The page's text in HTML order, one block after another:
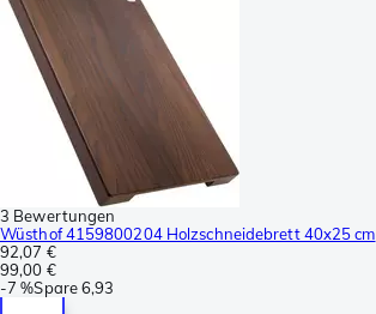
3 Bewertungen
Wüsthof 4159800204 Holzschneidebrett 40x25 cm
92,07 €
99,00 €
-7 %Spare6,93